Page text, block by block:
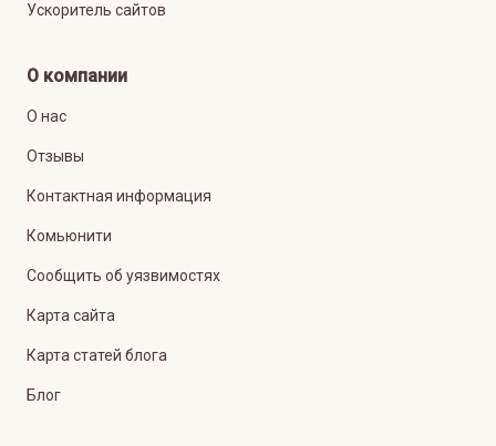
Ускоритель сайтов
О компании
О нас
Отзывы
Контактная информация
Комьюнити
Сообщить об уязвимостях
Карта сайта
Карта статей блога
Блог